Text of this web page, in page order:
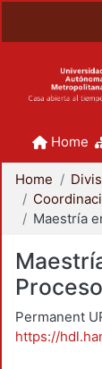
Home
Home
Permanent
https://